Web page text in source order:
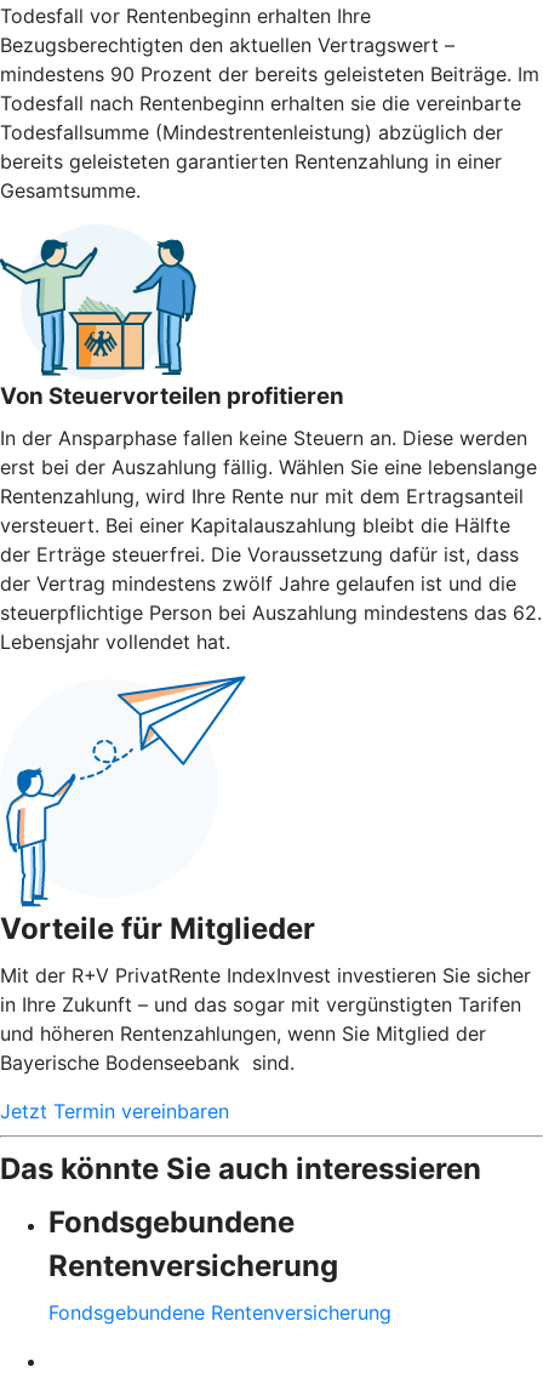
Todesfall vor Rentenbeginn erhalten Ihre
Bezugsberechtigten den aktuellen Vertragswert –
mindestens 90 Prozent der bereits geleisteten Beiträge. Im
Todesfall nach Rentenbeginn erhalten sie die vereinbarte
Todesfallsumme (Mindestrentenleistung) abzüglich der
bereits geleisteten garantierten Rentenzahlung in einer
Gesamtsumme.
Von Steuervorteilen profitieren
In der Ansparphase fallen keine Steuern an. Diese werden
erst bei der Auszahlung fällig. Wählen Sie eine lebenslange
Rentenzahlung, wird Ihre Rente nur mit dem Ertragsanteil
versteuert. Bei einer Kapitalauszahlung bleibt die Hälfte
der Erträge steuerfrei. Die Voraussetzung dafür ist, dass
der Vertrag mindestens zwölf Jahre gelaufen ist und die
steuerpflichtige Person bei Auszahlung mindestens das 62.
Lebensjahr vollendet hat.
Vorteile für Mitglieder
Mit der R+V PrivatRente IndexInvest investieren Sie sicher
in Ihre Zukunft – und das sogar mit vergünstigten Tarifen
und höheren Rentenzahlungen, wenn Sie Mitglied der
Bayerische Bodenseebank sind.
Jetzt Termin vereinbaren
Das könnte Sie auch interessieren
Fondsgebundene
Rentenversicherung
Fondsgebundene Rentenversicherung